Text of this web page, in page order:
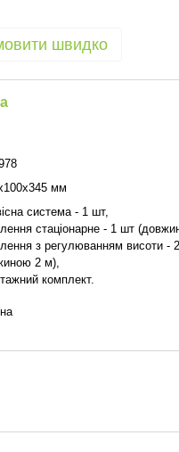
швидко
мм
система - 1 шт,
стаціонарне - 1 шт
з регулюванням висоти -
2 м),
комплект.